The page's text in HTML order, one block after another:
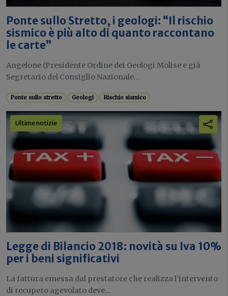
Ponte sullo Stretto, i geologi: “Il rischio
sismico è più alto di quanto raccontano
le carte”
Angelone (Presidente Ordine dei Geologi Molise e già
Segretario del Consiglio Nazionale...
Ponte sullo stretto Geologi Rischio sismico
Ultime notizie
Legge di Bilancio 2018: novità su Iva 10%
per i beni significativi
La fattura emessa dal prestatore che realizza l’intervento
di recupero agevolato deve...